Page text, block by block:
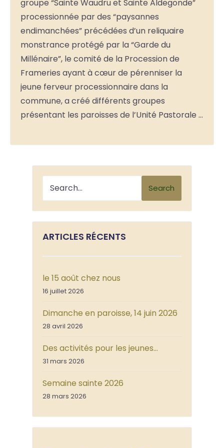
groupe “Sainte Waudru et Sainte Aldegonde”
processionnée par des “paysannes
endimanchées” précédées d’un reliquaire
monstrance protégé par la “Garde du
Millénaire”, le comité de la Procession de
Frameries ayant à cœur de pérenniser la
jeune ferveur processionnaire dans la
commune, a créé différents groupes
présentant les paroisses de l’Unité Pastorale …
Search
ARTICLES RÉCENTS
le 15 août chez nous
16 juillet 2026
Dimanche en paroisse, 14 juin 2026
28 avril 2026
Des activités pour les jeunes…
31 mars 2026
Semaine sainte 2026
28 mars 2026